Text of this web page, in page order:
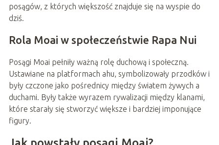
posągów, z których większość znajduje się na wyspie do
dziś.
Rola Moai w społeczeństwie Rapa Nui
Posągi Moai pełniły ważną rolę duchową i społeczną.
Ustawiane na platformach ahu, symbolizowały przodków i
były czczone jako pośrednicy między światem żywych a
duchami. Były także wyrazem rywalizacji między klanami,
które starały się stworzyć większe i bardziej imponujące
figury.